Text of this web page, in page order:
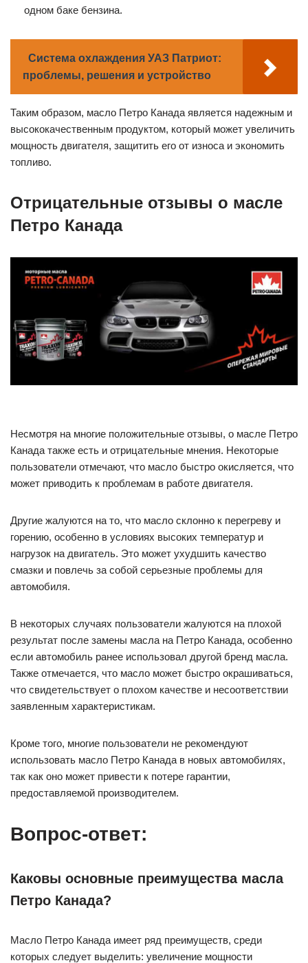
одном баке бензина.
Система охлаждения УАЗ Патриот:
проблемы, решения и устройство
Таким образом, масло Петро Канада является надежным и
высококачественным продуктом, который может увеличить
мощность двигателя, защитить его от износа и экономить
топливо.
Отрицательные отзывы о масле
Петро Канада
Несмотря на многие положительные отзывы, о масле Петро
Канада также есть и отрицательные мнения. Некоторые
пользователи отмечают, что масло быстро окисляется, что
может приводить к проблемам в работе двигателя.
Другие жалуются на то, что масло склонно к перегреву и
горению, особенно в условиях высоких температур и
нагрузок на двигатель. Это может ухудшить качество
смазки и повлечь за собой серьезные проблемы для
автомобиля.
В некоторых случаях пользователи жалуются на плохой
результат после замены масла на Петро Канада, особенно
если автомобиль ранее использовал другой бренд масла.
Также отмечается, что масло может быстро окрашиваться,
что свидетельствует о плохом качестве и несоответствии
заявленным характеристикам.
Кроме того, многие пользователи не рекомендуют
использовать масло Петро Канада в новых автомобилях,
так как оно может привести к потере гарантии,
предоставляемой производителем.
Вопрос-ответ:
Каковы основные преимущества масла
Петро Канада?
Масло Петро Канада имеет ряд преимуществ, среди
которых следует выделить: увеличение мощности